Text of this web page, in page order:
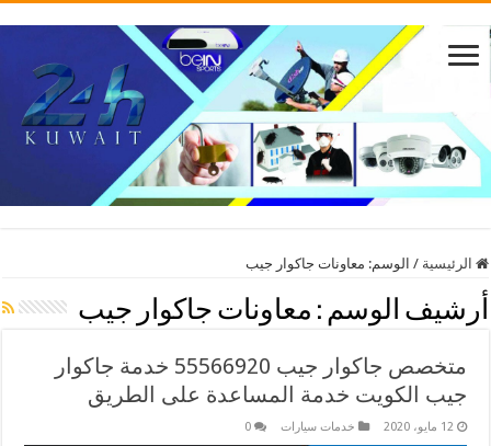
الرئيسية / الوسم: معاونات جاكوار جيب
أرشيف الوسم : معاونات جاكوار جيب
متخصص جاكوار جيب 55566920 خدمة جاكوار
جيب الكويت خدمة المساعدة على الطريق
12 مايو، 2020 خدمات سيارات 0